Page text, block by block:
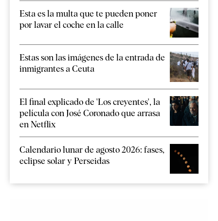
Esta es la multa que te pueden poner
por lavar el coche en la calle
Estas son las imágenes de la entrada de
inmigrantes a Ceuta
El final explicado de 'Los creyentes', la
película con José Coronado que arrasa
en Netflix
Calendario lunar de agosto 2026: fases,
eclipse solar y Perseidas